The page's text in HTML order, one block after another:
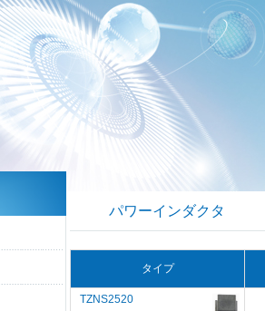
パワーインダクタ
タイプ
TZNS2520